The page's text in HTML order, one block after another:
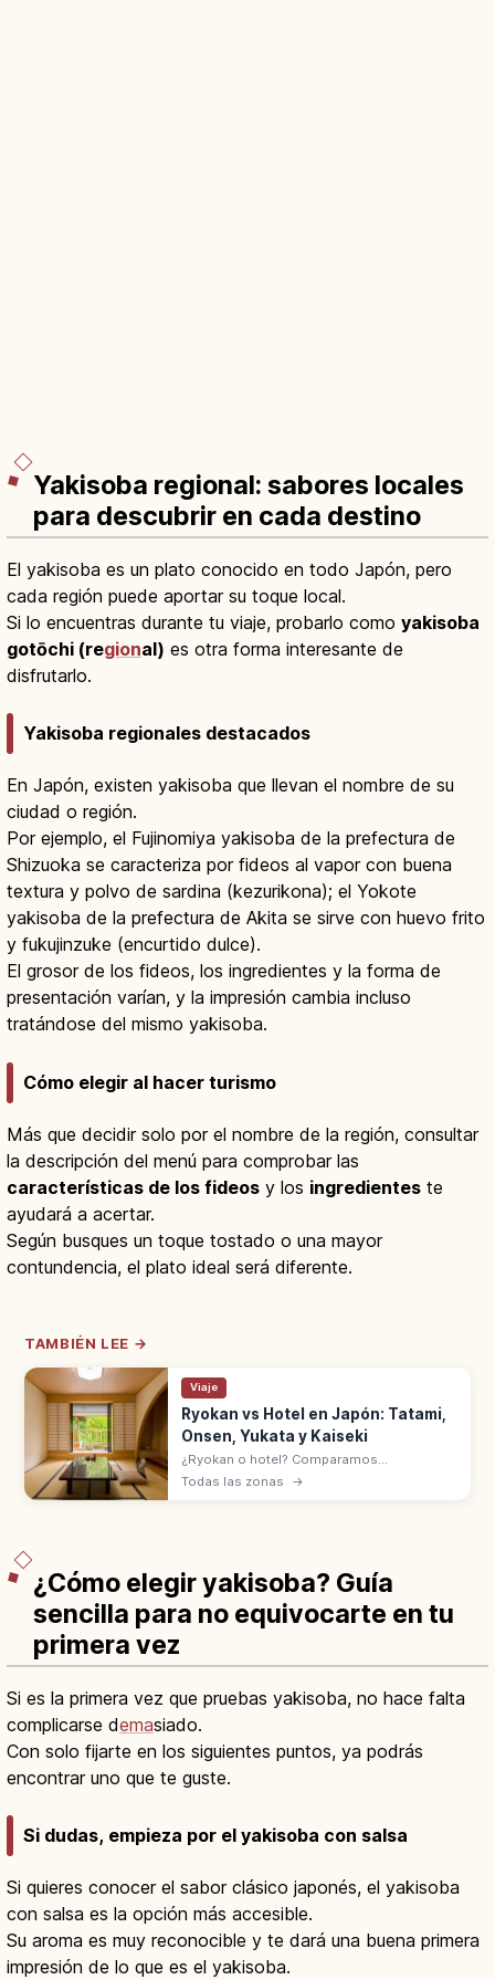
Yakisoba regional: sabores locales
para descubrir en cada destino
El yakisoba es un plato conocido en todo Japón, pero
cada región puede aportar su toque local.
Si lo encuentras durante tu viaje, probarlo como yakisoba
gotōchi (regional) es otra forma interesante de
disfrutarlo.
Yakisoba regionales destacados
En Japón, existen yakisoba que llevan el nombre de su
ciudad o región.
Por ejemplo, el Fujinomiya yakisoba de la prefectura de
Shizuoka se caracteriza por fideos al vapor con buena
textura y polvo de sardina (kezurikona); el Yokote
yakisoba de la prefectura de Akita se sirve con huevo frito
y fukujinzuke (encurtido dulce).
El grosor de los fideos, los ingredientes y la forma de
presentación varían, y la impresión cambia incluso
tratándose del mismo yakisoba.
Cómo elegir al hacer turismo
Más que decidir solo por el nombre de la región, consultar
la descripción del menú para comprobar las
características de los fideos y los ingredientes te
ayudará a acertar.
Según busques un toque tostado o una mayor
contundencia, el plato ideal será diferente.
TAMBIÉN LEE →
Viaje
Ryokan vs Hotel en Japón: Tatami,
Onsen, Yukata y Kaiseki
¿Ryokan o hotel? Comparamos
habitaciones, comidas, onsen y normas del
Todas las zonas →
¿Cómo elegir yakisoba? Guía
sencilla para no equivocarte en tu
primera vez
Si es la primera vez que pruebas yakisoba, no hace falta
complicarse demasiado.
Con solo fijarte en los siguientes puntos, ya podrás
encontrar uno que te guste.
Si dudas, empieza por el yakisoba con salsa
Si quieres conocer el sabor clásico japonés, el yakisoba
con salsa es la opción más accesible.
Su aroma es muy reconocible y te dará una buena primera
impresión de lo que es el yakisoba.